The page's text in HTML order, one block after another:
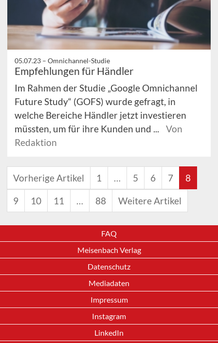
05.07.23 – Omnichannel-Studie
Empfehlungen für Händler
Im Rahmen der Studie „Google Omnichannel
Future Study“ (GOFS) wurde gefragt, in
welche Bereiche Händler jetzt investieren
müssten, um für ihre Kunden und ...
Von
Redaktion
Vorherige Artikel 1 … 5 6 7 8
9 10 11 … 88 Weitere Artikel
FAQ
Meisenbach Verlag
Datenschutz
Mediadaten
Impressum
Instagram
LinkedIn